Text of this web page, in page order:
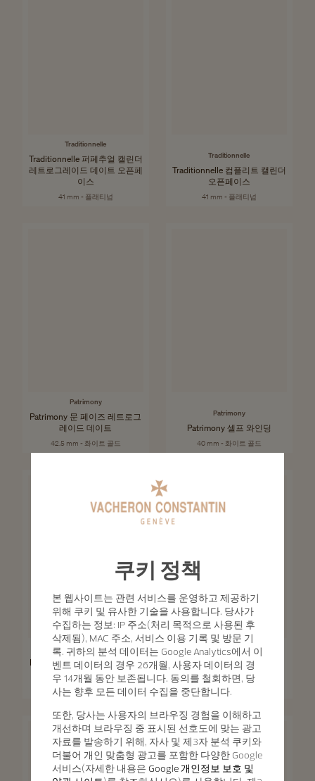
Traditionnelle
Traditionnelle 퍼페추얼 캘린더
레트로그레이드 데이트 오픈페
이스
41 mm - 플래티넘
Traditionnelle
Traditionnelle 컴플리트 캘린더
오픈페이스
41 mm - 플래티넘
Patrimony
Patrimony 문 페이즈 레트로그
레이드 데이트
42.5 mm - 화이트 골드
Patrimony
Patrimony 셀프 와인딩
40 mm - 화이트 골드
Patrimony
Patrimony 문 페이즈 레트로그
레이드 데이트
42.5 mm - 핑크 골드
Patrimony
Patrimony 셀프 와인딩
40 mm - 핑크 골드
쿠키 정책
본 웹사이트는 관련 서비스를 운영하고 제공하기
위해 쿠키 및 유사한 기술을 사용합니다. 당사가
수집하는 정보: IP 주소(처리 목적으로 사용된 후
삭제됨), MAC 주소, 서비스 이용 기록 및 방문 기
록. 귀하의 분석 데이터는 Google Analytics에서 이
벤트 데이터의 경우 26개월, 사용자 데이터의 경
우 14개월 동안 보존됩니다. 동의를 철회하면, 당
사는 향후 모든 데이터 수집을 중단합니다.
또한, 당사는 사용자의 브라우징 경험을 이해하고
개선하며 브라우징 중 표시된 선호도에 맞는 광고
자료를 발송하기 위해, 자사 및 제3자 분석 쿠키와
더불어 개인 맞춤형 광고를 포함한 다양한 Google
서비스(자세한 내용은 Google 개인정보 보호 및